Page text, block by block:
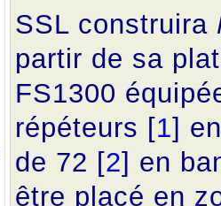
SSL construira
partir de sa
FS1300
répéteurs [1]
de 72 [2] en
être placé en